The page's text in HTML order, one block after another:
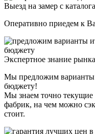
Выезд на замер с
Оперативно приедем к
Экспертное знание
Мы предложим варианты
бюджету!
Мы знаем точно текущие
фабрик, на чем можно
стоит.